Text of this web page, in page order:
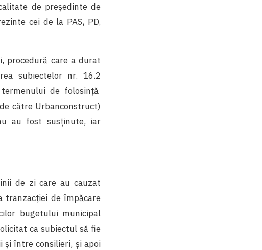
de președinte de
cei de la PAS, PD,
procedură care a durat
subiectelor nr. 16.2
de folosință
către Urbanconstruct)
au fost susținute, iar
de zi care au cauzat
tranzacției de împăcare
bugetului municipal
ca subiectul să fie
și între consilieri, și apoi